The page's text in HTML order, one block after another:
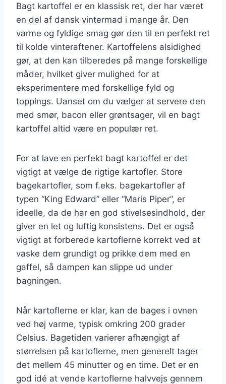
Bagt kartoffel er en klassisk ret, der har været
en del af dansk vintermad i mange år. Den
varme og fyldige smag gør den til en perfekt ret
til kolde vinteraftener. Kartoffelens alsidighed
gør, at den kan tilberedes på mange forskellige
måder, hvilket giver mulighed for at
eksperimentere med forskellige fyld og
toppings. Uanset om du vælger at servere den
med smør, bacon eller grøntsager, vil en bagt
kartoffel altid være en populær ret.
For at lave en perfekt bagt kartoffel er det
vigtigt at vælge de rigtige kartofler. Store
bagekartofler, som f.eks. bagekartofler af
typen “King Edward” eller “Maris Piper”, er
ideelle, da de har en god stivelsesindhold, der
giver en let og luftig konsistens. Det er også
vigtigt at forberede kartoflerne korrekt ved at
vaske dem grundigt og prikke dem med en
gaffel, så dampen kan slippe ud under
bagningen.
Når kartoflerne er klar, kan de bages i ovnen
ved høj varme, typisk omkring 200 grader
Celsius. Bagetiden varierer afhængigt af
størrelsen på kartoflerne, men generelt tager
det mellem 45 minutter og en time. Det er en
god idé at vende kartoflerne halvvejs gennem